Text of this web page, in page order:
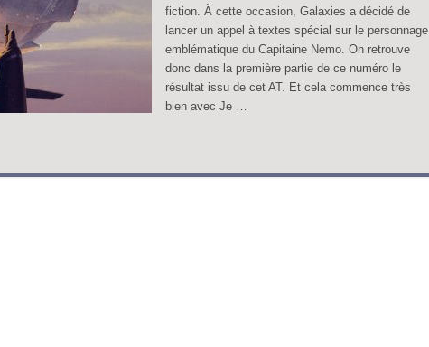
fiction. À cette occasion, Galaxies a décidé de
lancer un appel à textes spécial sur le personnage
emblématique du Capitaine Nemo. On retrouve
donc dans la première partie de ce numéro le
résultat issu de cet AT. Et cela commence très
bien avec Je …